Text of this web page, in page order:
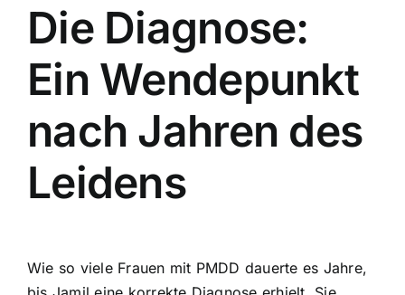
Die Diagnose:
Ein Wendepunkt
nach Jahren des
Leidens
Wie so viele Frauen mit PMDD dauerte es Jahre,